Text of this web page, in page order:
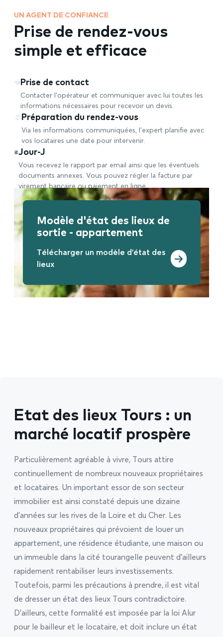
UN AGENT DE CONFIANCE
Prise de rendez-vous
simple et efficace
Prise de contact
Contacter l’opérateur et communiquer avec lui toutes les
informations nécessaires pour recevoir un devis.
Préparation du rendez-vous
Via les informations communiquées, l’expert planifie avec
vos locataires une date pour intervenir.
Jour-J
Vous recevez le rapport par email ainsi que les éventuels
documents annexes. Vous pouvez régler la facture par
virement bancaire ou paiement en ligne.
Modèle d'état des lieux de
sortie - appartement
Télécharger un modèle d'état des
lieux
Etat des lieux Tours : un
marché locatif prospère
Particulièrement agréable à vivre, Tours attire
continuellement de nombreux nouveaux propriétaires
et locataires. Un important essor de son secteur
immobilier est ainsi constaté depuis une dizaine
d’années sur les rives de la Loire et du Cher. Les
nouveaux propriétaires qui prévoient de louer un
appartement, une résidence étudiante, une maison ou
un immeuble dans la cité tourangelle peuvent d’ailleurs
rapidement rentabiliser leurs investissements.
Toutefois, parmi les précautions à prendre, il est vital
de dresser un état des lieux Tours contradictoire.
D’ailleurs, cette formalité est imposée par la loi Alur
pour le bailleur et le locataire, et doit inclure un état